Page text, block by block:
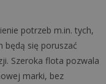
potrzeb m.in. tych,
będą się poruszać
Szeroka flota pozwala
marki, bez